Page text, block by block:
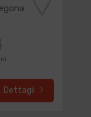
Dettagli